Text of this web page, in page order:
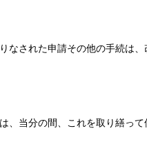
なされた申請その他の手続は
当分の間、これを取り繕って